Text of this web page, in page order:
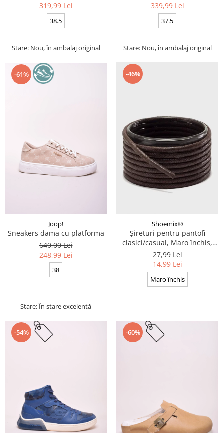
319,99 Lei
38.5
Stare: Nou, în ambalaj original
339,99 Lei
37.5
Stare: Nou, în ambalaj original
-61%
Joop!
Sneakers dama cu platforma
640,00 Lei
248,99 Lei
38
Stare: În stare excelentă
-46%
Shoemix®
Șireturi pentru pantofi
clasici/casual, Maro închis,
Cerate, Calitate premium, 110
cm x 0.3 cm
27,99 Lei
14,99 Lei
Maro închis
-54% -60%